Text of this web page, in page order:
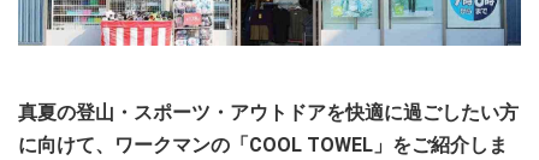
真夏の登山・スポーツ・アウトドアを快適に過ごしたい方
に向けて、ワークマンの「COOL TOWEL」をご紹介しま